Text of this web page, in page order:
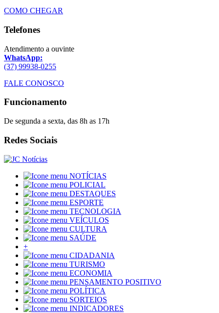
COMO CHEGAR
Telefones
Atendimento a ouvinte
WhatsApp:
(37) 99938-0255
FALE CONOSCO
Funcionamento
De segunda a sexta, das 8h as 17h
Redes Sociais
NOTÍCIAS
POLICIAL
DESTAQUES
ESPORTE
TECNOLOGIA
VEÍCULOS
CULTURA
SAÚDE
+
CIDADANIA
TURISMO
ECONOMIA
PENSAMENTO POSITIVO
POLÍTICA
SORTEIOS
INDICADORES